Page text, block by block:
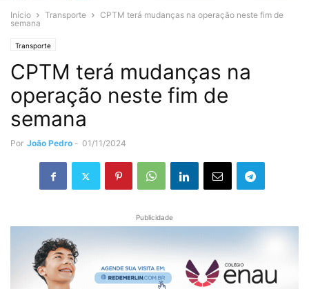
Início Transporte
​CPTM terá mudanças na operação neste fim de
semana
Transporte
​CPTM terá mudanças na
operação neste fim de
semana
Por João Pedro - 01/11/2024
Publicidade